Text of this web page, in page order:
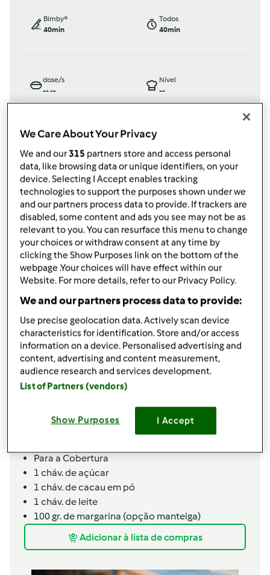
Bimby®
40min
Todos
40min
dose/s
----
Nível
--
porGast
published: 20.10.2009
alterado: 08.06.2010
Adicionar às minhas coleções
Partilhar receita
Criar uma variante
Ingredientes
Para o Bolo
3 cháv. de açúcar
3 cháv. de farinha
1 cháv. cacau em pó
1 colher (de chá) de fermento Royal
Para a Cobertura
1 cháv. de açúcar
1 cháv. de cacau em pó
1 cháv. de leite
100 gr. de margarina (opção manteiga)
Adicionar à lista de compras
We Care About Your Privacy
We and our315 partners store and access personal
data, like browsing data or unique identifiers, on your
device. Selecting I Accept enables tracking
technologies to support the purposes shown under we
and our partners process data to provide. If trackers are
disabled, some content and ads you see may not be as
relevant to you. You can resurface this menu to change
your choices or withdraw consent at any time by
clicking the Show Purposes link on the bottom of the
webpage .Your choices will have effect within our
Website. For more details, refer to our Privacy Policy.
We and our partners process data to provide:
Use precise geolocation data. Actively scan device
characteristics for identification. Store and/or access
information on a device. Personalised advertising and
content, advertising and content measurement,
audience research and services development.
List of Partners (vendors)
Show Purposes I Accept